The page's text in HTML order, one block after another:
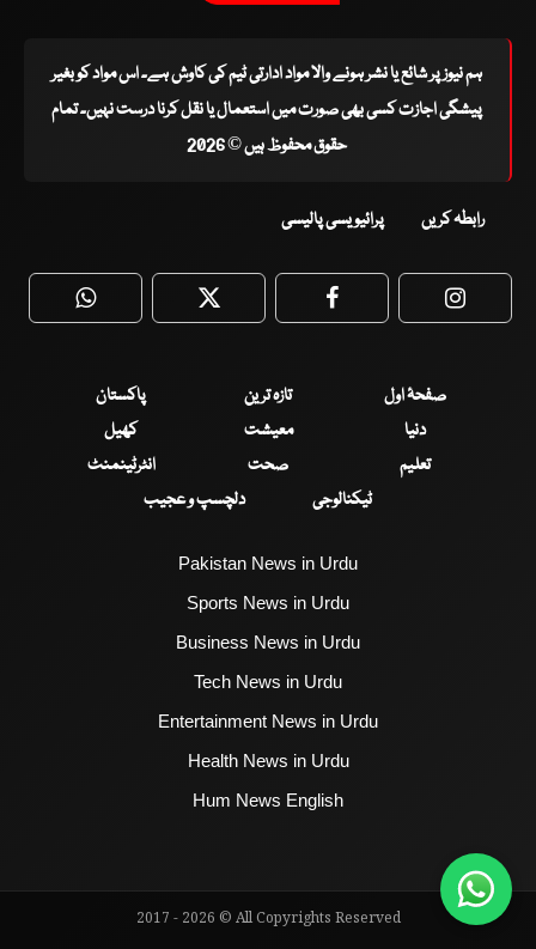
ہم نیوز پر شائع یا نشر ہونے والا مواد ادارتی ٹیم کی کاوش ہے۔ اس مواد کو بغیر
پیشگی اجازت کسی بھی صورت میں استعمال یا نقل کرنا درست نہیں۔ تمام
حقوق محفوظ ہیں © 2026
رابطہ کریں پرائیویسی پالیسی
WhatsApp Twitter Facebook
صفحۂ اول تازہ ترین
پاکستان
دنیا
معیشت
کھیل
تعلیم
صحت
انٹرٹینمنٹ
ٹیکنالوجی
دلچسپ و عجیب
Pakistan News in Urdu
Sports News in Urdu
Business News in Urdu
Tech News in Urdu
Entertainment News in Urdu
Health News in Urdu
Hum News English
2017 - 2026 © All Copyrights Reserved